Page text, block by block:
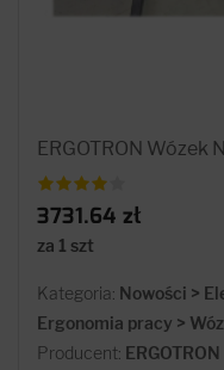
ERGOTRON Wózek
3731.64 zł
za 1 szt
Kategoria: Nowości >
Ergonomia pracy >
Producent: ERGOTRON